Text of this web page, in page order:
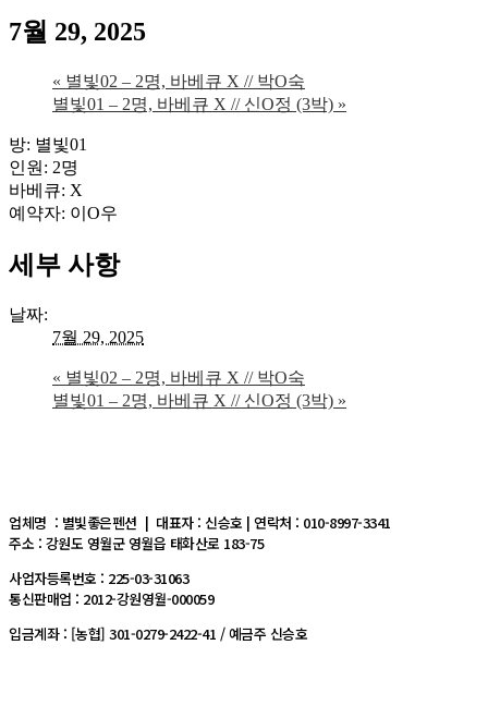
7월 29, 2025
« 별빛02 – 2명, 바베큐 X // 박O숙
별빛01 – 2명, 바베큐 X // 신O정 (3박) »
방: 별빛01
인원: 2명
바베큐: X
예약자: 이O우
세부 사항
날짜:
7월 29, 2025
« 별빛02 – 2명, 바베큐 X // 박O숙
별빛01 – 2명, 바베큐 X // 신O정 (3박) »
업체명 : 별빛좋은펜션 | 대표자 : 신승호 | 연락처 : 010-8997-3341
주소 : 강원도 영월군 영월읍 태화산로 183-75
사업자등록번호 : 225-03-31063
통신판매업 : 2012-강원영월-000059
입금계좌 : [농협] 301-0279-2422-41 / 예금주 신승호